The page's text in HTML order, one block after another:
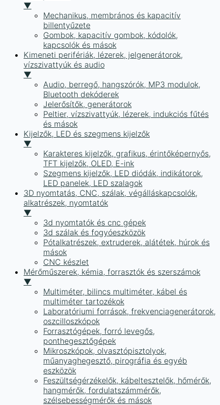
▼
Mechanikus, membrános és kapacitív
billentyűzete
Gombok, kapacitív gombok, kódolók,
kapcsolók és mások
Kimeneti perifériák, lézerek, jelgenerátorok,
vízszivattyúk és audio
▼
Audio, berregő, hangszórók, MP3 modulok,
Bluetooth dekóderek
Jelerősítők, generátorok
Peltier, vízszivattyúk, lézerek, indukciós fűtés
és mások
Kijelzők, LED és szegmens kijelzők
▼
Karakteres kijelzők, grafikus, érintőképernyős,
TFT kijelzők, OLED, E-ink
Szegmens kijelzők, LED diódák, indikátorok,
LED panelek, LED szalagok
3D nyomtatás, CNC, szálak, végálláskapcsolók,
alkatrészek, nyomtatók
▼
3d nyomtatók és cnc gépek
3d szálak és fogyóeszközök
Pótalkatrészek, extruderek, alátétek, húrok és
mások
CNC készlet
Mérőműszerek, kémia, forrasztók és szerszámok
▼
Multiméter, bilincs multiméter, kábel és
multiméter tartozékok
Laboratóriumi források, frekvenciagenerátorok,
oszcilloszkópok
Forrasztógépek, forró levegős,
ponthegesztőgépek
Mikroszkópok, olvasztópisztolyok,
műanyaghegesztő, pirográfia és egyéb
eszközök
Feszültségérzékelők, kábeltesztelők, hőmérők,
hangmérők, fordulatszámmérők,
szélsebességmérők és mások